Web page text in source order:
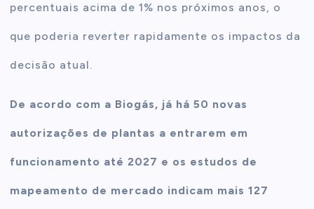
percentuais acima de 1% nos próximos anos, o
que poderia reverter rapidamente os impactos da
decisão atual.
De acordo com a Biogás, já há 50 novas
autorizações de plantas a entrarem em
funcionamento até 2027 e os estudos de
mapeamento de mercado indicam mais 127